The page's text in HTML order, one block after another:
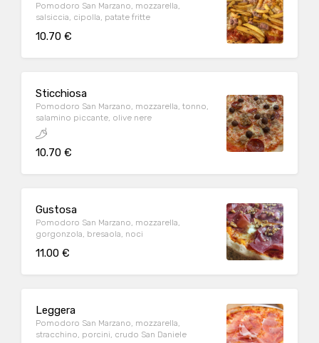
Pomodoro San Marzano, mozzarella,
salsiccia, cipolla, patate fritte
10.70 €
Sticchiosa
Pomodoro San Marzano, mozzarella, tonno,
salamino piccante, olive nere
10.70 €
Gustosa
Pomodoro San Marzano, mozzarella,
gorgonzola, bresaola, noci
11.00 €
Leggera
Pomodoro San Marzano, mozzarella,
stracchino, porcini, crudo San Daniele